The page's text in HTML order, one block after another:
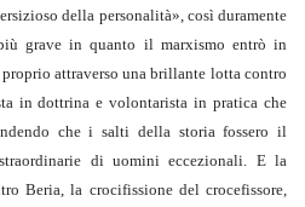
della personalità», così duramente
grave in quanto il marxismo entrò in
attraverso una brillante lotta contro
in dottrina e volontarista in pratica che
che i salti della storia fossero il
di uomini eccezionali. E la
Beria, la crocifissione del crocefissore,